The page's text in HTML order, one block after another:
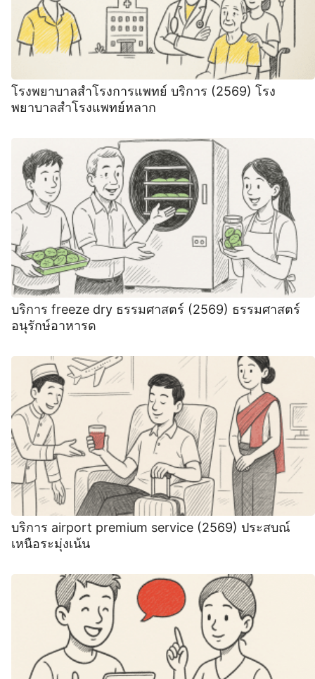
โรงพยาบาลสำโรงการแพทย์ บริการ (2569) โรง
พยาบาลสำโรงแพทย์หลาก
บริการ freeze dry ธรรมศาสตร์ (2569) ธรรมศาสตร์
อนุรักษ์อาหารด
บริการ airport premium service (2569) ประสบณ์
เหนือระมุ่งเน้น